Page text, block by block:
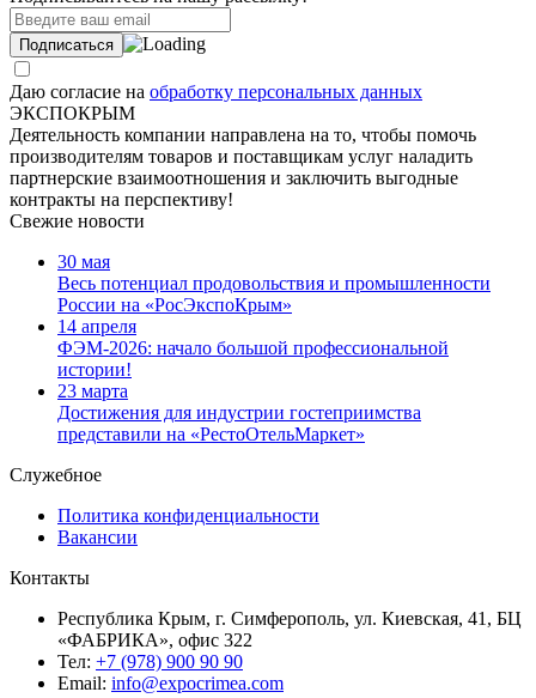
Даю согласие на обработку персональных данных
ЭКСПОКРЫМ
Деятельность компании направлена на то, чтобы помочь
производителям товаров и поставщикам услуг наладить
партнерские взаимоотношения и заключить выгодные
контракты на перспективу!
Свежие новости
30 мая
Весь потенциал продовольствия и промышленности
России на «РосЭкспоКрым»
14 апреля
ФЭМ-2026: начало большой профессиональной
истории!
23 марта
Достижения для индустрии гостеприимства
представили на «РестоОтельМаркет»
Служебное
Политика конфиденциальности
Вакансии
Контакты
Республика Крым, г. Симферополь, ул. Киевская, 41, БЦ
«ФАБРИКА», офис 322
Тел: +7 (978) 900 90 90
Email: info@expocrimea.com